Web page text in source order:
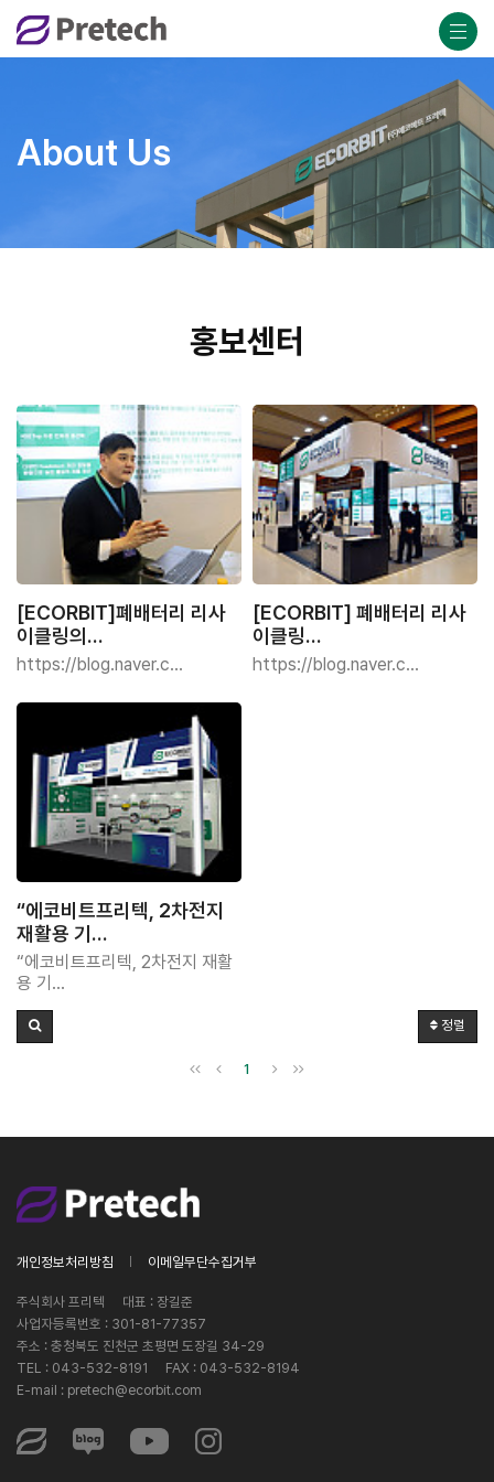
About Us
홍보센터
[ECORBIT]폐배터리 리사
이클링의…
https://blog.naver.c…
[ECORBIT] 폐배터리 리사
이클링…
https://blog.naver.c…
“에코비트프리텍, 2차전지
재활용 기…
“에코비트프리텍, 2차전지 재활
용 기…
정렬
1
개인정보처리방침 이메일무단수집거부
주식회사 프리텍
대표 : 장길준
사업자등록번호 : 301-81-77357
주소 : 충청북도 진천군 초평면 도장길 34-29
TEL : 043-532-8191
FAX : 043-532-8194
E-mail : pretech@ecorbit.com